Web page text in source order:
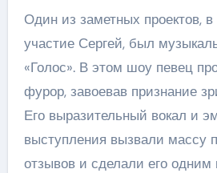
Один из заметных проектов,
участие Сергей, был
«Голос». В этом шоу певец
фурор, завоевав признание
Его выразительный вокал и
выступления вызвали массу
отзывов и сделали его